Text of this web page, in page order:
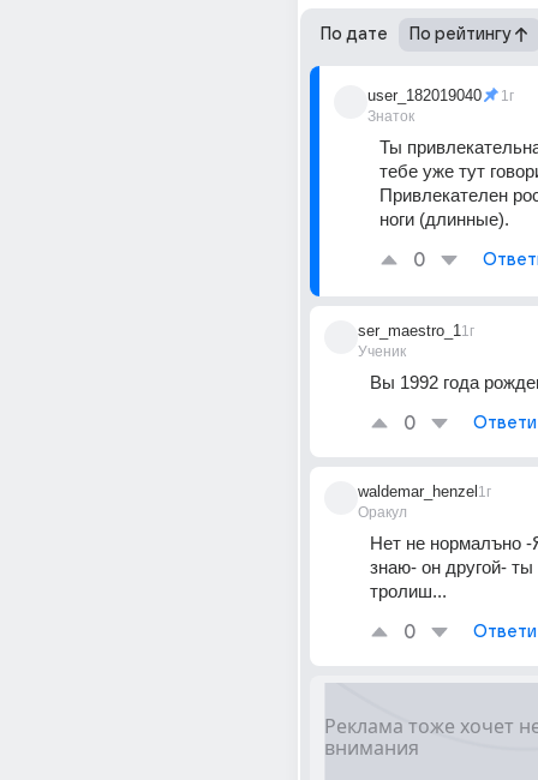
По дате По рейтингу
user_182019040
Знаток
1г
Ты
тебе уже тут
Привлекателен
ноги (длинные).
0
ser_maestro_1
Ученик
1г
Вы 1992 года
0
waldemar_henzel
Оракул
1г
Нет не нормалъно
знаю- он другой- ты
тролиш...
0